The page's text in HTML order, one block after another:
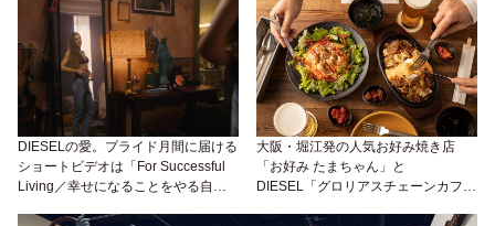
DIESELの愛。プライド月間に届ける
ショートビデオは「For Successful
Living／幸せになることをやる自
大阪・堀江発の人気お好み焼き店
「お好み たまちゃん」と
DIESEL「グロリアスチェーンカフ